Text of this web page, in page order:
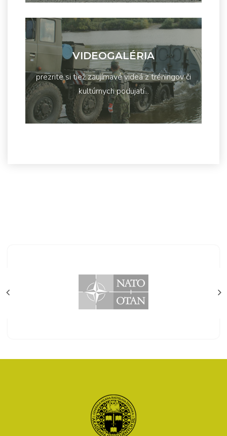
VIDEOGALÉRIA
prezrite si tiež zaujímavé videá z tréningov či
kultúrnych podujatí...